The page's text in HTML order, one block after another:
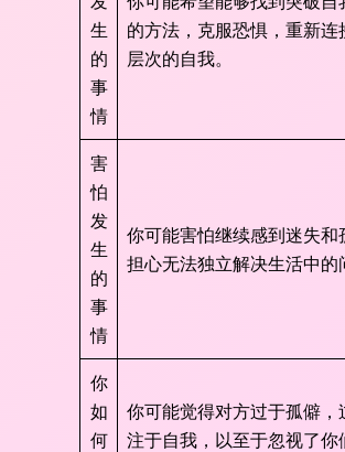
生
的
事
情
的方法，克服恐惧，重新连
层次的自我。
害
怕
发
生
的
事
情
你可能害怕继续感到迷失和
担心无法独立解决生活中的
你
如
何
你可能觉得对方过于孤僻，
注于自我，以至于忽视了你